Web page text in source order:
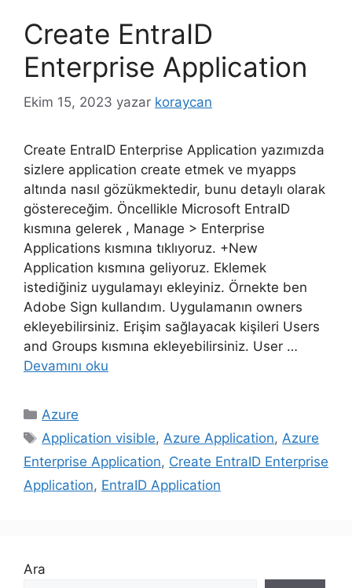
Create EntraID
Enterprise Application
Ekim 15, 2023 yazar koraycan
Create EntraID Enterprise Application yazımızda
sizlere application create etmek ve myapps
altında nasıl gözükmektedir, bunu detaylı olarak
göstereceğim. Öncellikle Microsoft EntraID
kısmına gelerek , Manage > Enterprise
Applications kısmına tıklıyoruz. +New
Application kısmına geliyoruz. Eklemek
istediğiniz uygulamayı ekleyiniz. Örnekte ben
Adobe Sign kullandım. Uygulamanın owners
ekleyebilirsiniz. Erişim sağlayacak kişileri Users
and Groups kısmına ekleyebilirsiniz. User …
Devamını oku
Kategoriler
Azure
Etiketler
Application visible, Azure Application, Azure
Enterprise Application, Create EntraID Enterprise
Application, EntraID Application
Ara